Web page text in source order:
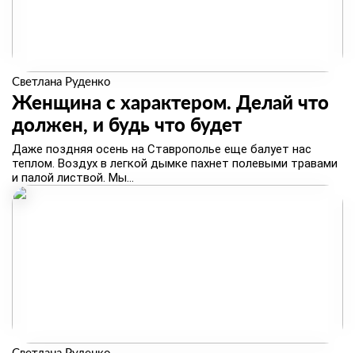
Светлана Руденко
Женщина с характером. Делай что
должен, и будь что будет
​Даже поздняя осень на Ставрополье еще балует нас
теплом. Воздух в легкой дымке пахнет полевыми травами
и палой листвой. Мы...